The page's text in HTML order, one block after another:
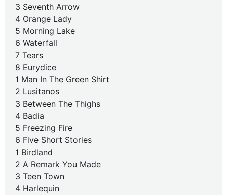
3 Seventh Arrow
4 Orange Lady
5 Morning Lake
6 Waterfall
7 Tears
8 Eurydice
1 Man In The Green Shirt
2 Lusitanos
3 Between The Thighs
4 Badia
5 Freezing Fire
6 Five Short Stories
1 Birdland
2 A Remark You Made
3 Teen Town
4 Harlequin